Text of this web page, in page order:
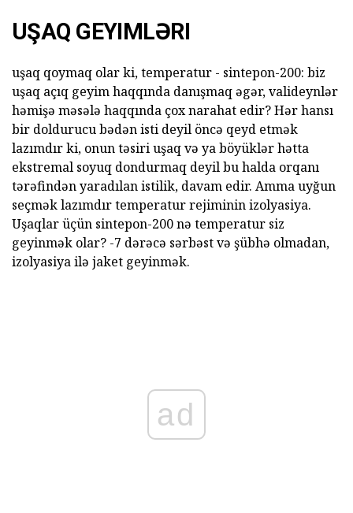
UŞAQ GEYIMLƏRI
uşaq qoymaq olar ki, temperatur - sintepon-200: biz
uşaq açıq geyim haqqında danışmaq əgər, valideynlər
həmişə məsələ haqqında çox narahat edir? Hər hansı
bir doldurucu bədən isti deyil öncə qeyd etmək
lazımdır ki, onun təsiri uşaq və ya böyüklər hətta
ekstremal soyuq dondurmaq deyil bu halda orqanı
tərəfindən yaradılan istilik, davam edir. Amma uyğun
seçmək lazımdır temperatur rejiminin izolyasiya.
Uşaqlar üçün sintepon-200 nə temperatur siz
geyinmək olar? -7 dərəcə sərbəst və şübhə olmadan,
izolyasiya ilə jaket geyinmək.
ad